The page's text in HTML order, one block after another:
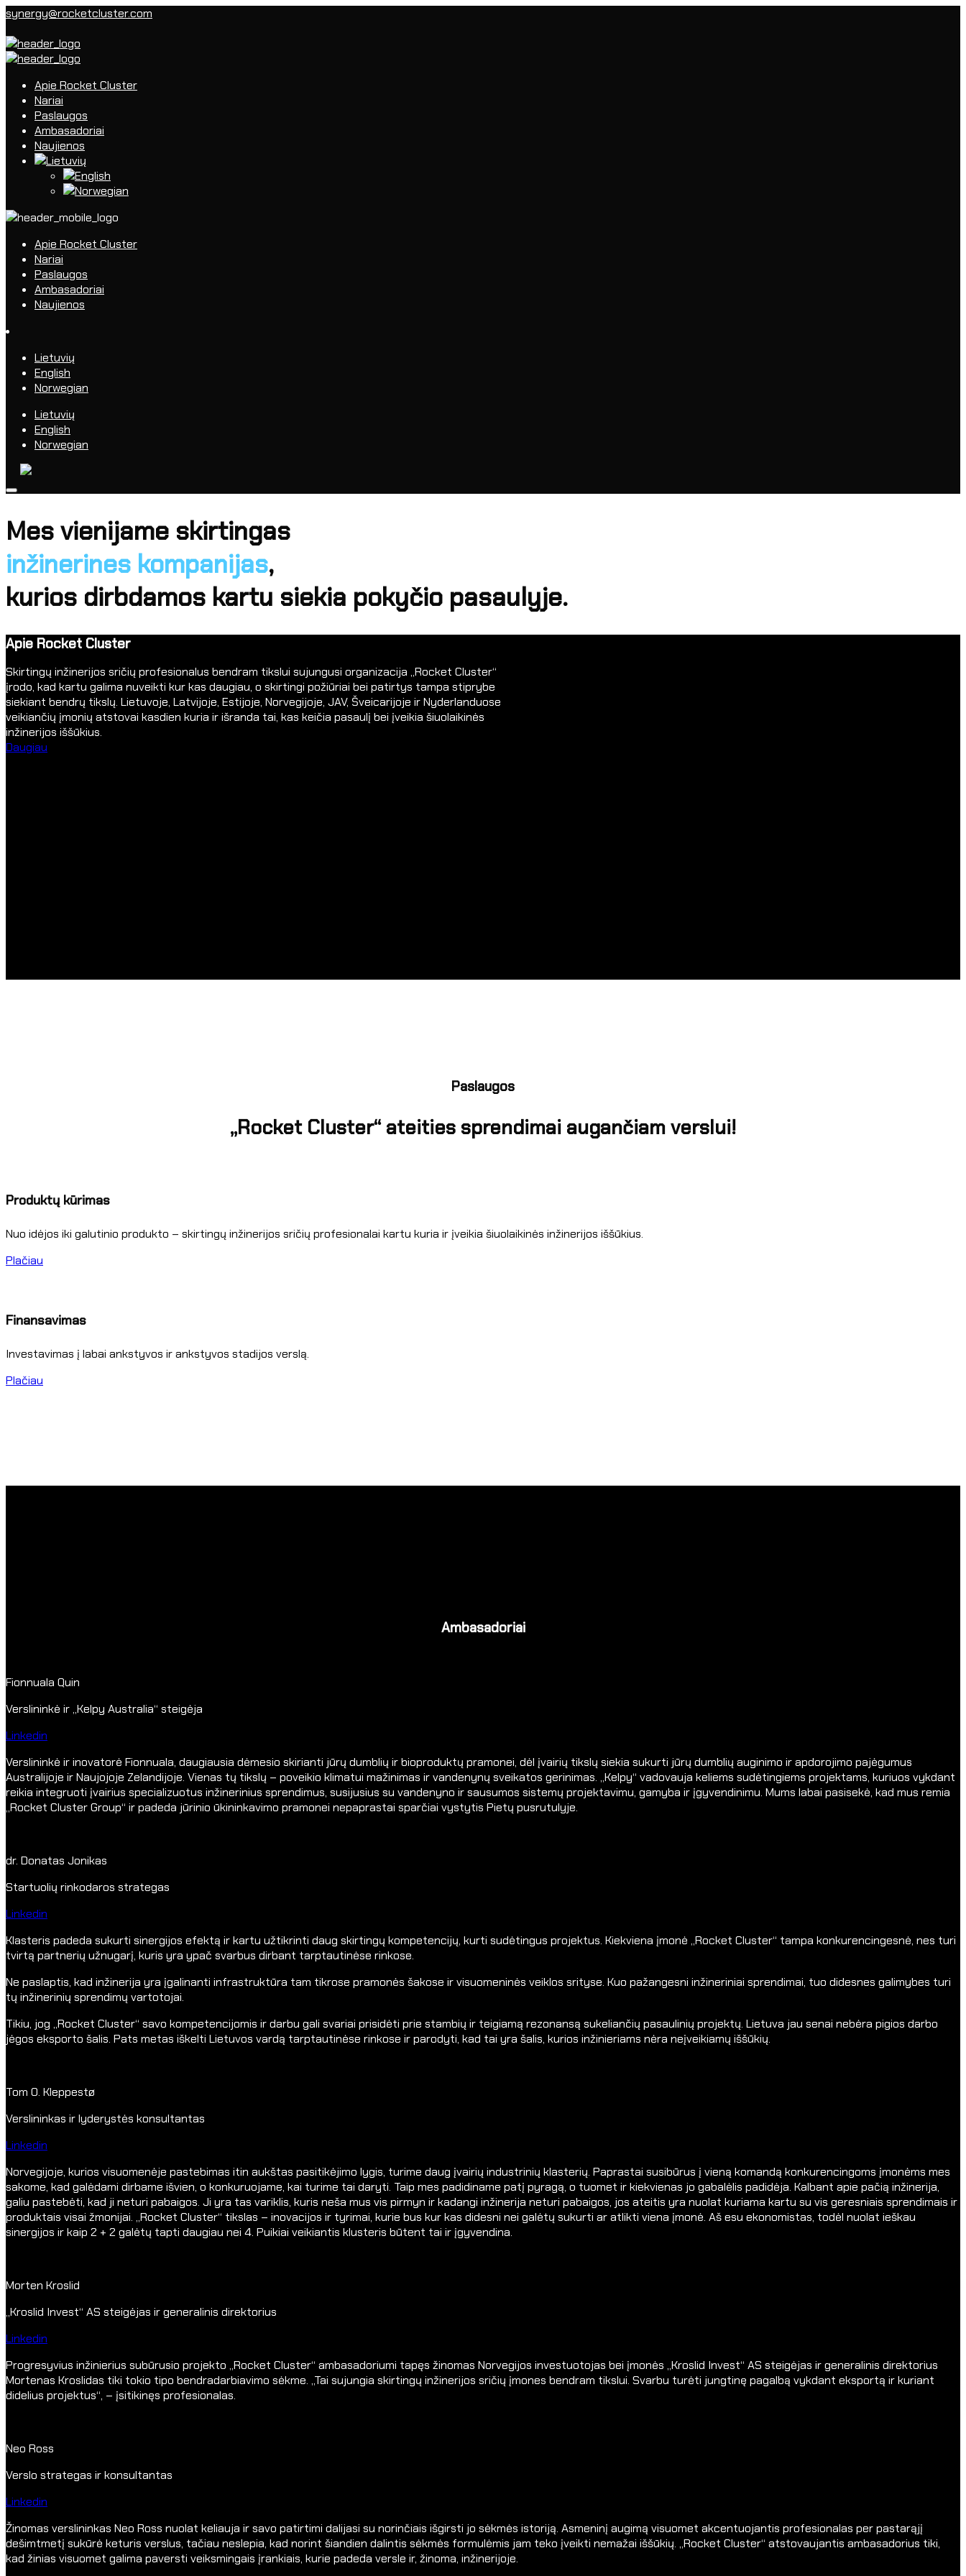
synergy@rocketcluster.com
Apie Rocket Cluster
Nariai
Paslaugos
Ambasadoriai
Naujienos
Apie Rocket Cluster
Nariai
Paslaugos
Ambasadoriai
Naujienos
Lietuvių
English
Norwegian
Lietuvių
English
Norwegian
Mes vienijame skirtingas
inžinerines kompanijas,
kurios dirbdamos kartu siekia pokyčio pasaulyje.
Apie Rocket Cluster
Skirtingų inžinerijos sričių profesionalus bendram tikslui sujungusi organizacija „Rocket Cluster“
įrodo, kad kartu galima nuveikti kur kas daugiau, o skirtingi požiūriai bei patirtys tampa stiprybe
siekiant bendrų tikslų. Lietuvoje, Latvijoje, Estijoje, Norvegijoje, JAV, Šveicarijoje ir Nyderlanduose
veikiančių įmonių atstovai kasdien kuria ir išranda tai, kas keičia pasaulį bei įveikia šiuolaikinės
inžinerijos iššūkius.
Daugiau
Paslaugos
„Rocket Cluster“ ateities sprendimai augančiam verslui!
Produktų kūrimas
Nuo idėjos iki galutinio produkto – skirtingų inžinerijos sričių profesionalai kartu kuria ir įveikia šiuolaikinės inžinerijos iššūkius.
Plačiau
Finansavimas
Investavimas į labai ankstyvos ir ankstyvos stadijos verslą.
Plačiau
Ambasadoriai
Fionnuala Quin
Verslininkė ir „Kelpy Australia“ steigėja
Linkedin
Verslininkė ir inovatorė Fionnuala, daugiausia dėmesio skirianti jūrų dumblių ir bioproduktų pramonei, dėl įvairių tikslų siekia sukurti jūrų dumblių auginimo ir apdorojimo pajėgumus
Australijoje ir Naujojoje Zelandijoje. Vienas tų tikslų – poveikio klimatui mažinimas ir vandenynų sveikatos gerinimas. „Kelpy“ vadovauja keliems sudėtingiems projektams, kuriuos vykdant
reikia integruoti įvairius specializuotus inžinerinius sprendimus, susijusius su vandenyno ir sausumos sistemų projektavimu, gamyba ir įgyvendinimu. Mums labai pasisekė, kad mus remia
„Rocket Cluster Group“ ir padeda jūrinio ūkininkavimo pramonei nepaprastai sparčiai vystytis Pietų pusrutulyje.
dr. Donatas Jonikas
Startuolių rinkodaros strategas
Linkedin
Klasteris padeda sukurti sinergijos efektą ir kartu užtikrinti daug skirtingų kompetencijų, kurti sudėtingus projektus. Kiekviena įmonė „Rocket Cluster“ tampa konkurencingesnė, nes turi
tvirtą partnerių užnugarį, kuris yra ypač svarbus dirbant tarptautinėse rinkose.
Ne paslaptis, kad inžinerija yra įgalinanti infrastruktūra tam tikrose pramonės šakose ir visuomeninės veiklos srityse. Kuo pažangesni inžineriniai sprendimai, tuo didesnes galimybes turi
tų inžinerinių sprendimų vartotojai.
Tikiu, jog „Rocket Cluster“ savo kompetencijomis ir darbu gali svariai prisidėti prie stambių ir teigiamą rezonansą sukeliančių pasaulinių projektų. Lietuva jau senai nebėra pigios darbo
jėgos eksporto šalis. Pats metas iškelti Lietuvos vardą tarptautinėse rinkose ir parodyti, kad tai yra šalis, kurios inžinieriams nėra neįveikiamų iššūkių.
Tom O. Kleppestø
Verslininkas ir lyderystės konsultantas
Linkedin
Norvegijoje, kurios visuomenėje pastebimas itin aukštas pasitikėjimo lygis, turime daug įvairių industrinių klasterių. Paprastai susibūrus į vieną komandą konkurencingoms įmonėms mes
sakome, kad galėdami dirbame išvien, o konkuruojame, kai turime tai daryti. Taip mes padidiname patį pyragą, o tuomet ir kiekvienas jo gabalėlis padidėja. Kalbant apie pačią inžinerija,
galiu pastebėti, kad ji neturi pabaigos. Ji yra tas variklis, kuris neša mus vis pirmyn ir kadangi inžinerija neturi pabaigos, jos ateitis yra nuolat kuriama kartu su vis geresniais sprendimais ir
produktais visai žmonijai. „Rocket Cluster“ tikslas – inovacijos ir tyrimai, kurie bus kur kas didesni nei galėtų sukurti ar atlikti viena įmonė. Aš esu ekonomistas, todėl nuolat ieškau
sinergijos ir kaip 2 + 2 galėtų tapti daugiau nei 4. Puikiai veikiantis klusteris būtent tai ir įgyvendina.
Morten Kroslid
„Kroslid Invest“ AS steigėjas ir generalinis direktorius
Linkedin
Progresyvius inžinierius subūrusio projekto „Rocket Cluster“ ambasadoriumi tapęs žinomas Norvegijos investuotojas bei įmonės „Kroslid Invest“ AS steigėjas ir generalinis direktorius
Mortenas Kroslidas tiki tokio tipo bendradarbiavimo sėkme. „Tai sujungia skirtingų inžinerijos sričių įmones bendram tikslui. Svarbu turėti jungtinę pagalbą vykdant eksportą ir kuriant
didelius projektus“, – įsitikinęs profesionalas.
Neo Ross
Verslo strategas ir konsultantas
Linkedin
Žinomas verslininkas Neo Ross nuolat keliauja ir savo patirtimi dalijasi su norinčiais išgirsti jo sėkmės istoriją. Asmeninį augimą visuomet akcentuojantis profesionalas per pastarąjį
dešimtmetį sukūrė keturis verslus, tačiau neslepia, kad norint šiandien dalintis sėkmės formulėmis jam teko įveikti nemažai iššūkių. „Rocket Cluster“ atstovaujantis ambasadorius tiki,
kad žinias visuomet galima paversti veiksmingais įrankiais, kurie padeda versle ir, žinoma, inžinerijoje.